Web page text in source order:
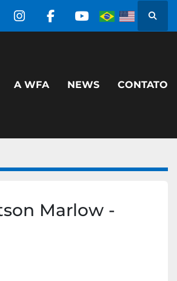
instagram
facebook
youtube
NEWS
A WFA CONTATO
Marlow -